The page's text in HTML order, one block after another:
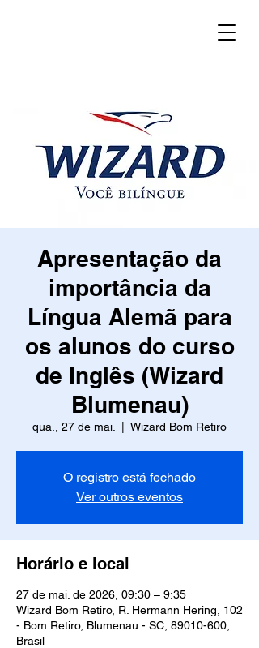
Apresentação da
importância da
Língua Alemã para
os alunos do curso
de Inglês (Wizard
Blumenau)
qua., 27 de mai. Wizard Bom Retiro
O registro está fechado
Ver outros eventos
Horário e local
27 de mai. de 2026, 09:30 – 9:35
Wizard Bom Retiro, R. Hermann Hering, 102
- Bom Retiro, Blumenau - SC, 89010-600,
Brasil